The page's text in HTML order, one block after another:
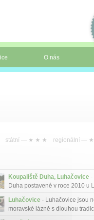
O nás
státní — ★ ★ ★ regionální —
Koupaliště Duha, Luhačovice-
Duha postavené v roce 2010 u
Luhačovice- Luhačovice jsou
moravské lázně s dlouhou